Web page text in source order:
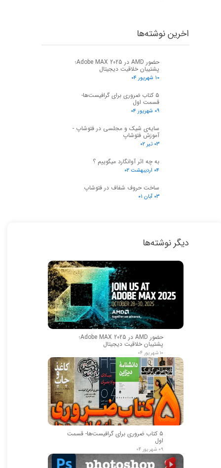
اخرین نوشته‌ها
حضور AMD در Adobe MAX 2025؛
پشتیبان خلاقیت دیجیتال
۱۰ شهریور ۰۴
۵ کتاب ضروری برای گرافیست‌ها-
قسمت اول
۰۹ شهریور ۰۴
سایه‌ی شیک و مجلسی در فتوشاپ -
آموزش فتوشاپ
۰۳ تیر ۰۲
به چه اثر آوانگارد میگوییم ؟
۰۴ اردیبهشت ۰۲
ساخت حروف شفاف در فتوشاپ
۰۳ آبان ۰۱
دیگر نوشته‌ها
حضور AMD در Adobe MAX 2025؛
پشتیبان خلاقیت دیجیتال
۱۰ شهریور ۰۴
۵ کتاب ضروری برای گرافیست‌ها- قسمت
اول
۰۹ شهریور ۰۴